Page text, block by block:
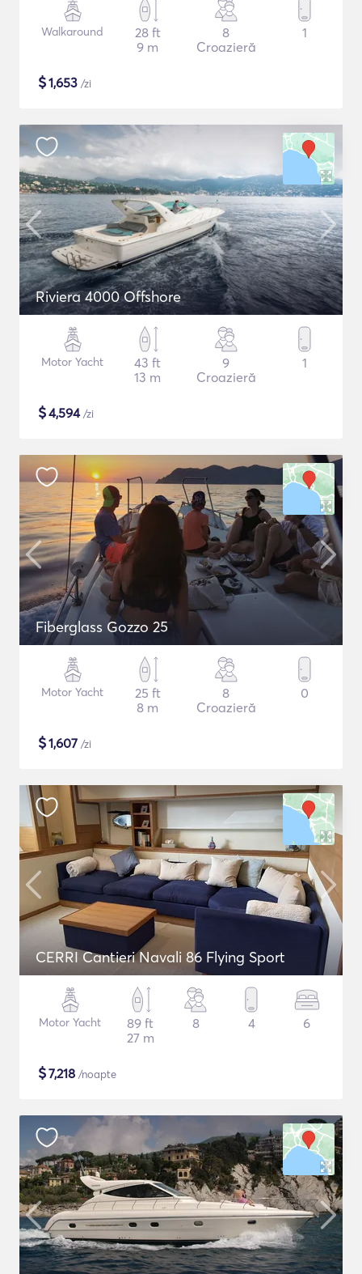
Walkaround
28 ft
9 m
8
Croazieră
1
$1,653 /zi
Riviera 4000 Offshore
Motor Yacht
43 ft
13 m
9
Croazieră
1
$4,594/zi
Fiberglass Gozzo 25
Motor Yacht
25 ft
8 m
8
Croazieră
0
$1,607 /zi
CERRI Cantieri Navali 86 Flying Sport
Motor Yacht
89 ft
27 m
8 4 6
$7,218 /noapte